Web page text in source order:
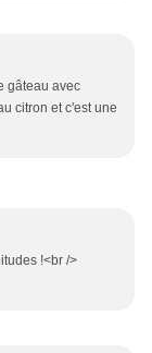
gâteau avec
citron et c'est une
!<br />